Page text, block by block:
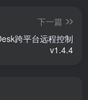
有什么区别？
：
卓系统版本)
下一篇
跨平台远程控制
v1.4.4